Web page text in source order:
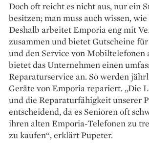
Doch oft reicht es nicht aus, nur ein
besitzen; man muss auch wissen,
Deshalb arbeitet Emporia eng mit
zusammen und bietet Gutscheine
und den Service von Mobiltelefonen
bietet das Unternehmen einen
Reparatur­service an. So werden
Geräte von Emporia repariert. „Die
und die Reparaturfähigkeit unserer
ent­scheidend, da es Senioren oft
ihren alten Emporia-Telefonen zu
zu kaufen“, erklärt Pupeter.